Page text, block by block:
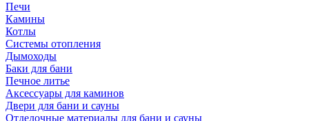
Печи
Камины
Котлы
Системы отопления
Дымоходы
Баки для бани
Печное литье
Аксессуары для каминов
Двери для бани и сауны
Отделочные материалы для бани и сауны